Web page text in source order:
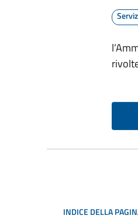
INDICE DELLA